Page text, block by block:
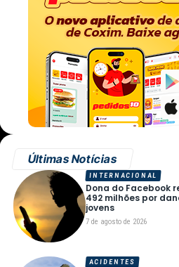
Últimas Notícias
Dona do Facebook
492 milhões por
jovens
7 de agosto de 2026
INTERNACIONAL
ACIDENTES